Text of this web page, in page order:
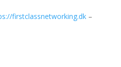
firstclassnetworking.dk–